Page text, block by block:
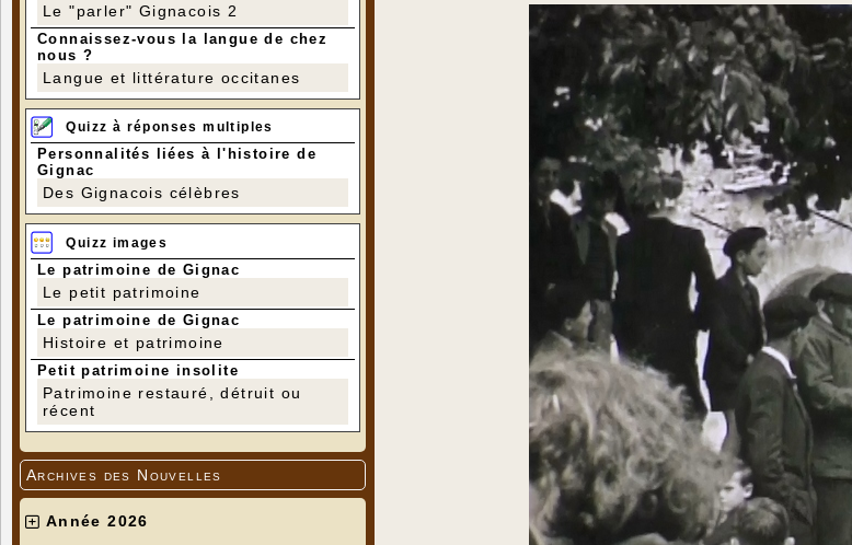
Le "parler" Gignacois 2
Connaissez-vous la langue de chez
nous ?
Langue et littérature occitanes
Quizz à réponses multiples
Personnalités liées à l'histoire de
Gignac
Des Gignacois célèbres
Quizz images
Le patrimoine de Gignac
Le petit patrimoine
Le patrimoine de Gignac
Histoire et patrimoine
Petit patrimoine insolite
Patrimoine restauré, détruit ou
récent
Archives des Nouvelles
Année 2026